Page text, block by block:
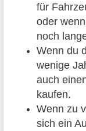
für
oder
noch
Wenn du
wenige
auch
kaufen.
Wenn zu
sich ein